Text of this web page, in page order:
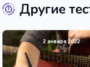
Другие
2 января 2022